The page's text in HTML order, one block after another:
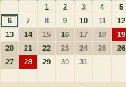
1
2 3 4
5
6
7 8 9 10 11
12
13
14 15 16 17 18
19
20
21 22 23 24 25
26
27
28 29 30 31